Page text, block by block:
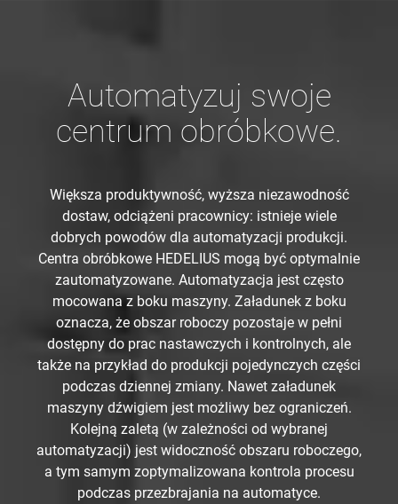
Automatyzuj swoje
centrum obróbkowe.
Większa produktywność, wyższa niezawodność
dostaw, odciążeni pracownicy: istnieje wiele
dobrych powodów dla automatyzacji produkcji.
Centra obróbkowe HEDELIUS mogą być optymalnie
zautomatyzowane. Automatyzacja jest często
mocowana z boku maszyny. Załadunek z boku
oznacza, że obszar roboczy pozostaje w pełni
dostępny do prac nastawczych i kontrolnych, ale
także na przykład do produkcji pojedynczych części
podczas dziennej zmiany. Nawet załadunek
maszyny dźwigiem jest możliwy bez ograniczeń.
Kolejną zaletą (w zależności od wybranej
automatyzacji) jest widoczność obszaru roboczego,
a tym samym zoptymalizowana kontrola procesu
podczas przezbrajania na automatyce.